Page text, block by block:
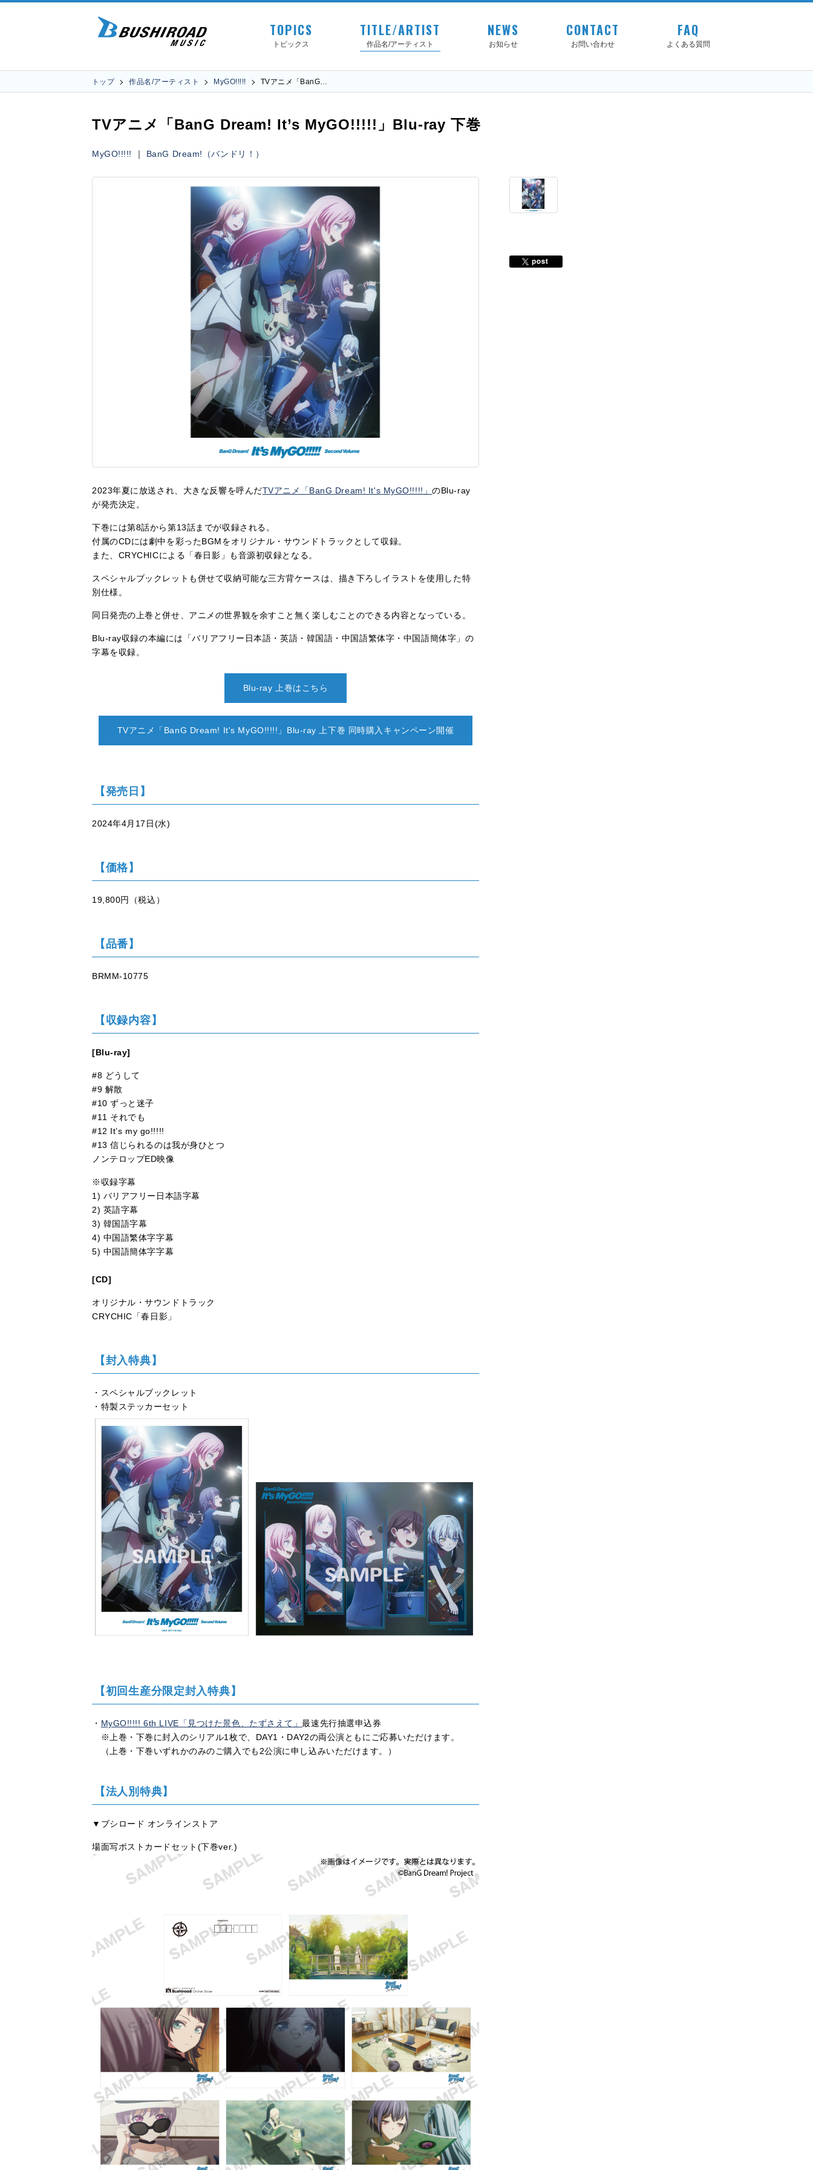
TOPICS
トピックス
TITLE/ARTIST
作品名/アーティスト
NEWS
お知らせ
CONTACT
お問い合わせ
FAQ
よくある質問
トップ 作品名/アーティスト MyGO!!!!! TVアニメ「BanG…
TVアニメ「BanG Dream! It’s MyGO!!!!!」Blu-ray 下巻
MyGO!!!!! ｜ BanG Dream!（バンドリ！）
2023年夏に放送され、大きな反響を呼んだTVアニメ「BanG Dream! It's MyGO!!!!!」のBlu-ray
が発売決定。
下巻には第8話から第13話までが収録される。
付属のCDには劇中を彩ったBGMをオリジナル・サウンドトラックとして収録。
また、CRYCHICによる「春日影」も音源初収録となる。
スペシャルブックレットも併せて収納可能な三方背ケースは、描き下ろしイラストを使用した特
別仕様。
同日発売の上巻と併せ、アニメの世界観を余すこと無く楽しむことのできる内容となっている。
Blu-ray収録の本編には「バリアフリー日本語・英語・韓国語・中国語繁体字・中国語簡体字」の
字幕を収録。
Blu-ray 上巻はこちら
TVアニメ「BanG Dream! It's MyGO!!!!!」Blu-ray 上下巻 同時購入キャンペーン開催
【発売日】
2024年4月17日(水)
【価格】
19,800円（税込）
【品番】
BRMM-10775
【収録内容】
[Blu-ray]
#8 どうして
#9 解散
#10 ずっと迷子
#11 それでも
#12 It’s my go!!!!!
#13 信じられるのは我が身ひとつ
ノンテロップED映像
※収録字幕
1) バリアフリー日本語字幕
2) 英語字幕
3) 韓国語字幕
4) 中国語繁体字字幕
5) 中国語簡体字字幕
[CD]
オリジナル・サウンドトラック
CRYCHIC「春日影」
【封入特典】
・スペシャルブックレット
・特製ステッカーセット
【初回生産分限定封入特典】
・ MyGO!!!!! 6th LIVE「見つけた景色、たずさえて」最速先行抽選申込券
※上巻・下巻に封入のシリアル1枚で、DAY1・DAY2の両公演ともにご応募いただけます。
（上巻・下巻いずれかのみのご購入でも2公演に申し込みいただけます。）
【法人別特典】
▼ブシロード オンラインストア
場面写ポストカードセット(下巻ver.)